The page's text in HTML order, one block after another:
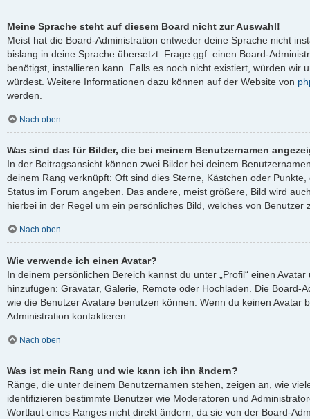
Meine Sprache steht auf diesem Board nicht zur Auswahl!
Meist hat die Board-Administration entweder deine Sprache nicht
bislang in deine Sprache übersetzt. Frage ggf. einen Board-
benötigst, installieren kann. Falls es noch nicht existiert, würden wir
würdest. Weitere Informationen dazu können auf der Website von
werden.
Nach oben
Was sind das für Bilder, die bei meinem Benutzernamen
In der Beitragsansicht können zwei Bilder bei deinem
deinem Rang verknüpft: Oft sind dies Sterne, Kästchen oder
Status im Forum angeben. Das andere, meist größere, Bild wird
hierbei in der Regel um ein persönliches Bild, welches von Benutzer
Nach oben
Wie verwende ich einen Avatar?
In deinem persönlichen Bereich kannst du unter „Profil“ einen
hinzufügen: Gravatar, Galerie, Remote oder Hochladen. Die Board-
wie die Benutzer Avatare benutzen können. Wenn du keinen Avatar
Administration kontaktieren.
Nach oben
Was ist mein Rang und wie kann ich ihn ändern?
Ränge, die unter deinem Benutzernamen stehen, zeigen an, wie
identifizieren bestimmte Benutzer wie Moderatoren und
Wortlaut eines Ranges nicht direkt ändern, da sie von der Board-